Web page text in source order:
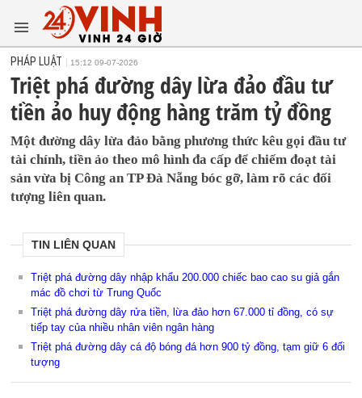
PHÁP LUẬT 15:12 09-07-2026
Triệt phá đường dây lừa đảo đầu tư
tiền ảo huy động hàng trăm tỷ đồng
Một đường dây lừa đảo bằng phương thức kêu gọi đầu tư
tài chính, tiền ảo theo mô hình đa cấp để chiếm đoạt tài
sản vừa bị Công an TP Đà Nẵng bóc gỡ, làm rõ các đối
tượng liên quan.
TIN LIÊN QUAN
Triệt phá đường dây nhập khẩu 200.000 chiếc bao cao su giả gắn
mác đồ chơi từ Trung Quốc
Triệt phá đường dây rửa tiền, lừa đảo hơn 67.000 tỉ đồng, có sự
tiếp tay của nhiều nhân viên ngân hàng
Triệt phá đường dây cá độ bóng đá hơn 900 tỷ đồng, tạm giữ 6 đối
tượng